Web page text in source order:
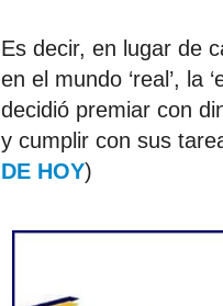
Es decir, en lugar de
en el mundo ‘real’, la
decidió premiar con
y cumplir con sus
DE HOY)